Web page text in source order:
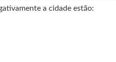
a cidade estão: